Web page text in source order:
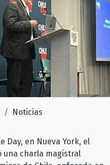
Noticias
Day, en Nueva York, el
una charla magistral